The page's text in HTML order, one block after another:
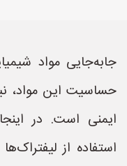
جابه‌جایی مواد
حساسیت این مواد،
ایمنی است. در
استفاده از